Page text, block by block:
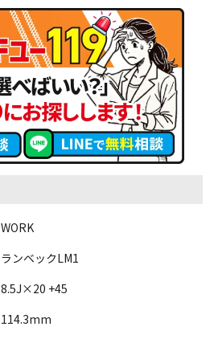
WORK
ランベックLM1
8.5J×20 +45
114.3mm